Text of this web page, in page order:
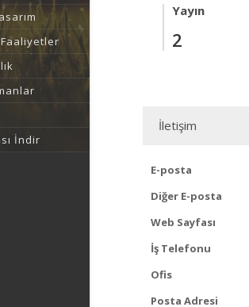
İndir
Yayın
2
İletişim
E-posta
Diğer E-posta
Web Sayfası
İş Telefonu
Ofis
Posta Adresi